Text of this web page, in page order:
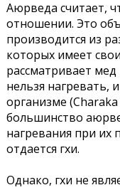
Аюрведа считает,
отношении. Это
производится из
которых имеет
рассматривает
нельзя нагревать,
организме
большинство
нагревания при их
отдается гхи.
Однако, гхи не